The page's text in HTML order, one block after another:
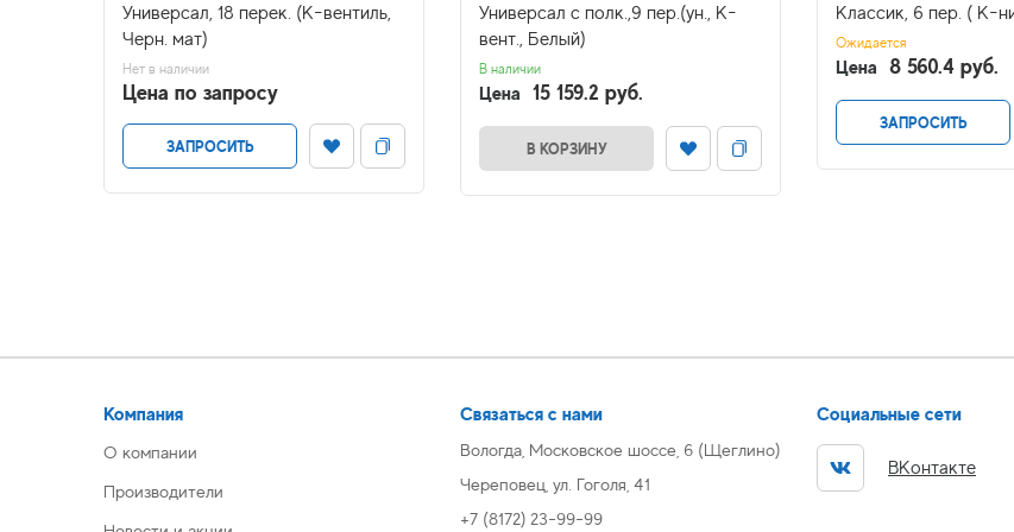
Универсал, 18 перек. (К-вентиль,
Черн. мат)
Нет в наличии
Цена по запросу
ЗАПРОСИТЬ
Универсал с полк.,9 пер.(ун., К-
вент., Белый)
В наличии
Цена 15 159.2 руб.
В КОРЗИНУ
Классик, 6 пер. ( К-
Ожидается
Цена 8 560.4 руб.
ЗАПРОСИТЬ
Компания
О компании
Производители
Связаться с нами
Вологда, Московское шоссе, 6 (Щеглино)
Череповец, ул. Гоголя, 41
+7 (8172) 23-99-99
Социальные сети
ВКонтакте